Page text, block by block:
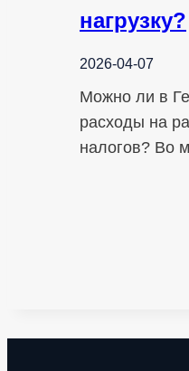
нагрузку?
2026-04-07
Можно ли в
расходы на
налогов? Во